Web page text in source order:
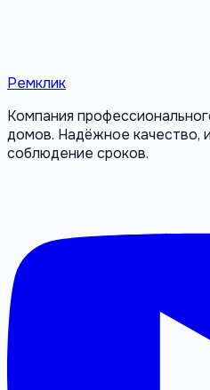
Ремклик
Компания
домов. Надёжное качество,
соблюдение сроков.